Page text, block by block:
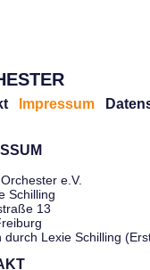
Impressum
e.V.
Schilling
13
durch Lexie Schilling